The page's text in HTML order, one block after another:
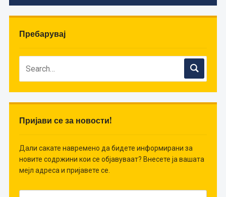
Пребарувај
Пријави се за новости!
Дали сакате навремено да бидете информирани за
новите содржини кои се објавуваат? Внесете ја вашата
мејл адреса и пријавете се.